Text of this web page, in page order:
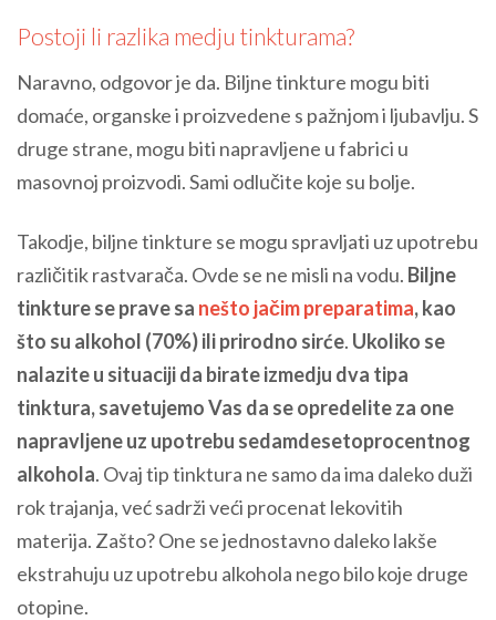
Postoji li razlika medju tinkturama?
Naravno, odgovor je da. Biljne tinkture mogu biti
domaće, organske i proizvedene s pažnjom i ljubavlju. S
druge strane, mogu biti napravljene u fabrici u
masovnoj proizvodi. Sami odlučite koje su bolje.
Takodje, biljne tinkture se mogu spravljati uz upotrebu
različitik rastvarača. Ovde se ne misli na vodu. Biljne
tinkture se prave sa nešto jačim preparatima, kao
što su alkohol (70%) ili prirodno sirće. Ukoliko se
nalazite u situaciji da birate izmedju dva tipa
tinktura, savetujemo Vas da se opredelite za one
napravljene uz upotrebu sedamdesetoprocentnog
alkohola. Ovaj tip tinktura ne samo da ima daleko duži
rok trajanja, već sadrži veći procenat lekovitih
materija. Zašto? One se jednostavno daleko lakše
ekstrahuju uz upotrebu alkohola nego bilo koje druge
otopine.